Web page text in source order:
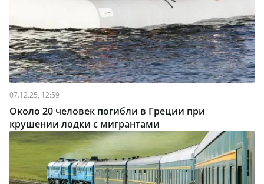
07.12.25, 12:59
Около 20 человек погибли в Греции при
крушении лодки с мигрантами